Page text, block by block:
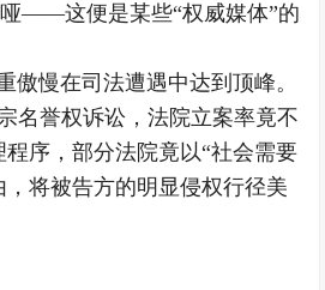
——这便是某些“权威媒体”的
傲慢在司法遭遇中达到顶峰。
名誉权诉讼，法院立案率竟不
程序，部分法院竟以“社会需要
，将被告方的明显侵权行径美